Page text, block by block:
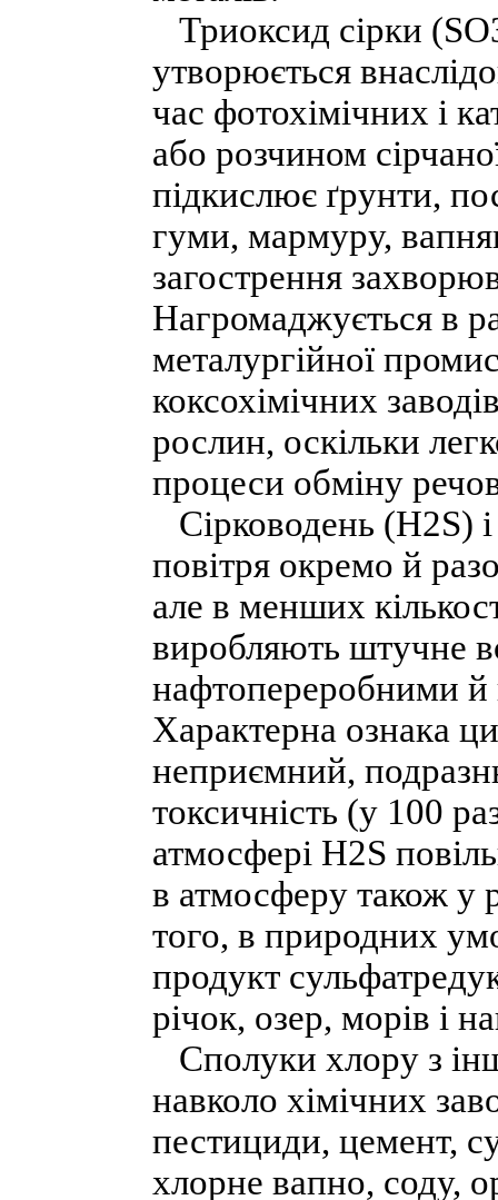
Триоксид сірки
утворюється
час фотохімічних і
або розчином
підкислює ґрунти,
гуми, мармуру,
загострення
Нагромаджується в
металургійної
коксохімічних
рослин, оскільки
процеси обміну
Сірководень (Н2S)
повітря окремо й
але в менших
виробляють штучне
нафтопереробними й
Характерна ознака
неприємний,
токсичність (у 100
атмосфері Н2S
в атмосферу також у
того, в природних
продукт
річок, озер, морів і
Сполуки хлору з
навколо хімічних
пестициди, цемент,
хлорне вапно, соду,